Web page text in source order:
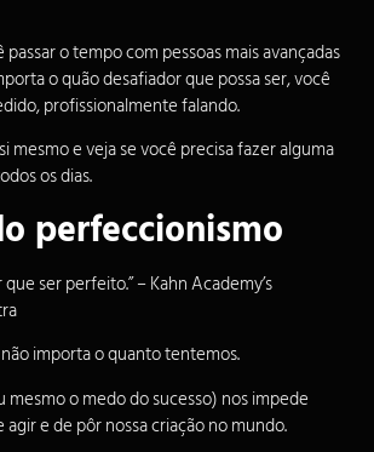
o tempo com pessoas mais avançadas
o quão desafiador que possa ser, você
profissionalmente falando.
mesmo e veja se você precisa fazer alguma
os dias.
perfeccionismo
ser perfeito.” – Kahn Academy’s
importa o quanto tentemos.
mesmo o medo do sucesso) nos impede
e de pôr nossa criação no mundo.